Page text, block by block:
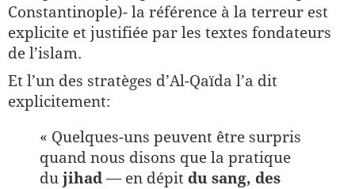
Constantinople)- la référence à la terreur est
explicite et justifiée par les textes fondateurs
de l’islam.
Et l’un des stratèges d’Al-Qaïda l’a dit
explicitement:
« Quelques-uns peuvent être surpris
quand nous disons que la pratique
du jihad — en dépit du sang, des